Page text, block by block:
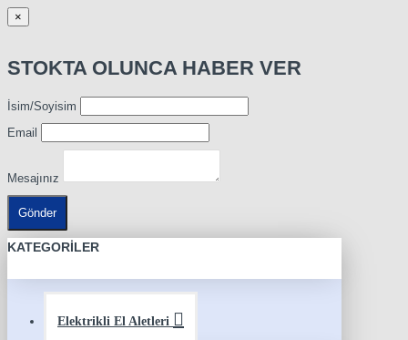
×
STOKTA OLUNCA HABER VER
İsim/Soyisim
Email
Mesajınız
Gönder
KATEGORILER
Elektrikli El Aletleri